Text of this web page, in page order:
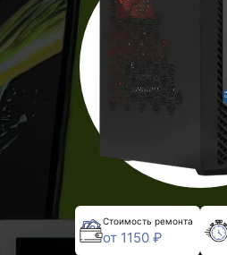
Стоимость ремонта
от 1150 ₽